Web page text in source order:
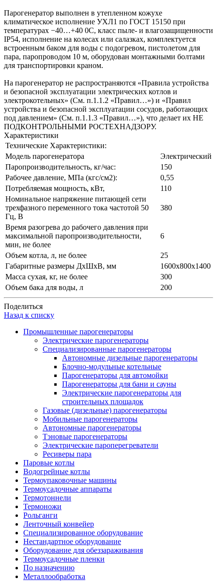
Парогенератор выполнен в утепленном кожухе
климатическое исполнение УХЛ1 по ГОСТ 15150 при
температурах −40…+40 0С, класс пыле- и влагозащищенности
IP54, исполнение на колесах или салазках, комплектуется
встроенным баком для воды с подогревом, пистолетом для
пара, паропроводом 10 м, оборудован монтажными болтами
для транспортировки краном.
На парогенератор не распространяются «Правила устройства
и безопасной эксплуатации электрических котлов и
электрокотельных» (См. п.1.1.2 «Правил…») и «Правил
устройства и безопасной эксплуатации сосудов, работающих
под давлением» (См. п.1.1.3 «Правил…»), что делает их НЕ
ПОДКОНТРОЛЬНЫМИ РОСТЕХНАДЗОРУ.
Характеристики
Технические Характеристики:
Модель парогенератора
Электрический
Паропроизводительность, кг/час:
150
Рабочее давление, МПа (кгс/см2):
0,55
Потребляемая мощность, кВт,
110
Номинальное напряжение питающей сети
трехфазного переменного тока частотой 50
Гц, В
380
Время разогрева до рабочего давления при
максимальной паропроизводительности,
мин, не более
6
Объем котла, л, не более
25
Габаритные размеры ДхШхВ, мм
1600х800х1400
Масса сухая, кг, не более
300
Объем бака для воды, л
200
Поделиться
Назад к списку
Промышленные парогенераторы
Электрические парогенераторы
Специализированные парогенераторы
Автономные дизельные парогенераторы
Блочно-модульные котельные
Парогенераторы для автомойки
Парогенераторы для бани и сауны
Электрические парогенераторы для
строительных площадок
Газовые (дизельные) парогенераторы
Мобильные парогенераторы
Автономные парогенераторы
Тэновые парогенераторы
Электрические пароперегреватели
Ресиверы пара
Паровые котлы
Водогрейные котлы
Термоупаковочные машины
Термоусадочные аппараты
Термотоннели
Термоножи
Рольганги
Ленточный конвейер
Специализированное оборудование
Нестандартное оборудование
Оборудование для обеззараживания
Термоусадочные пленки
По назначению
Металлообработка